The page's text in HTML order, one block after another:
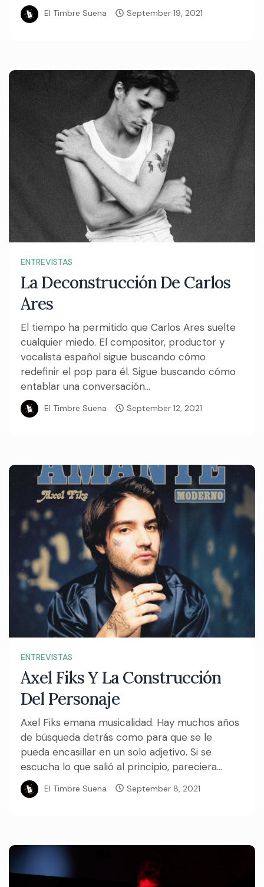
El Timbre Suena September 19, 2021
ENTREVISTAS
La Deconstrucción De Carlos
Ares
El tiempo ha permitido que Carlos Ares suelte
cualquier miedo. El compositor, productor y
vocalista español sigue buscando cómo
redefinir el pop para él. Sigue buscando cómo
entablar una conversación...
El Timbre Suena September 12, 2021
ENTREVISTAS
Axel Fiks Y La Construcción
Del Personaje
Axel Fiks emana musicalidad. Hay muchos años
de búsqueda detrás como para que se le
pueda encasillar en un solo adjetivo. Si se
escucha lo que salió al principio, pareciera...
El Timbre Suena September 8, 2021